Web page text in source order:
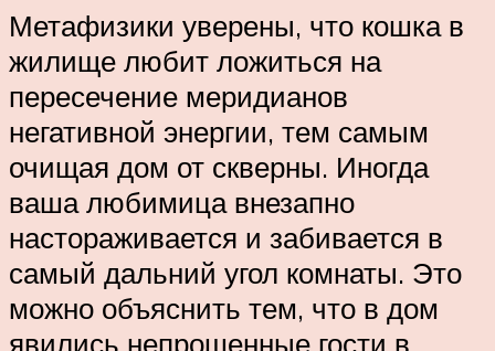
Метафизики уверены, что кошка в
жилище любит ложиться на
пересечение меридианов
негативной энергии, тем самым
очищая дом от скверны. Иногда
ваша любимица внезапно
настораживается и забивается в
самый дальний угол комнаты. Это
можно объяснить тем, что в дом
явились непрошенные гости в